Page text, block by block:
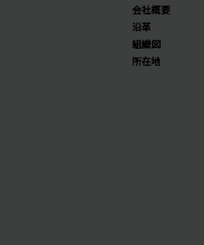
会社概要
沿革
組織図
所在地